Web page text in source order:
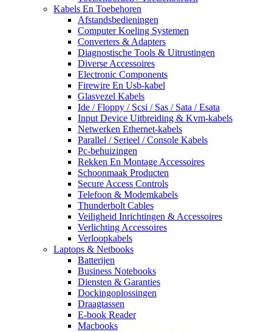
Kabels En Toebehoren
Afstandsbedieningen
Computer Koeling Systemen
Converters & Adapters
Diagnostische Tools & Uitrustingen
Diverse Accessoires
Electronic Components
Firewire En Usb-kabel
Glasvezel Kabels
Ide / Floppy / Scsi / Sas / Sata / Esata
Input Device Uitbreiding & Kvm-kabels
Netwerken Ethernet-kabels
Parallel / Serieel / Console Kabels
Pc-behuizingen
Rekken En Montage Accessoires
Schoonmaak Producten
Secure Access Controls
Telefoon & Modemkabels
Thunderbolt Cables
Veiligheid Inrichtingen & Accessoires
Verlichting Accessoires
Verloopkabels
Laptops & Netbooks
Batterijen
Business Notebooks
Diensten & Garanties
Dockingoplossingen
Draagtassen
E-book Reader
Macbooks